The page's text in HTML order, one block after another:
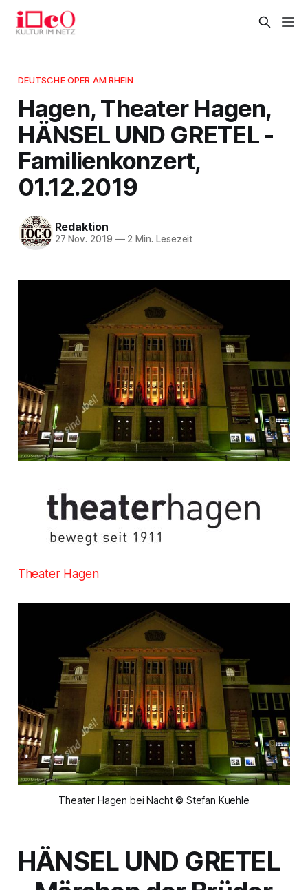
DEUTSCHE OPER AM RHEIN
Hagen, Theater Hagen,
HÄNSEL UND GRETEL -
Familienkonzert,
01.12.2019
Redaktion
27 Nov. 2019 —2 Min. Lesezeit
Theater Hagen
Theater Hagen bei Nacht © Stefan Kuehle
HÄNSEL UND GRETEL